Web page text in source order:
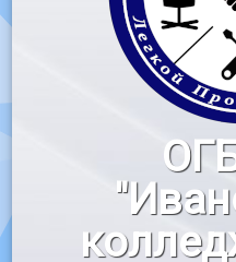
Педагогу
Воспитательная работа
«Профессионалы»